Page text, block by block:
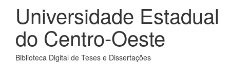
Universidade Estadual
do Centro-Oeste
Biblioteca Digital de Teses e Dissertações